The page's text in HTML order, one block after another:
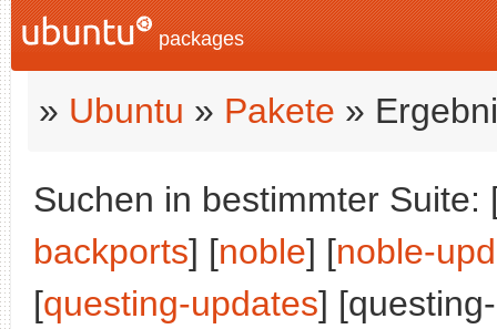
packages
» Ubuntu » Pakete »
Suchen in bestimmter Suite:
backports] [noble] [noble-
[questing-updates]